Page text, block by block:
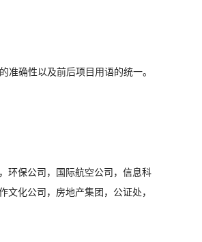
准确性以及前后项目用语的统一。
环保公司，国际航空公司，信息科
化公司，房地产集团，公证处，